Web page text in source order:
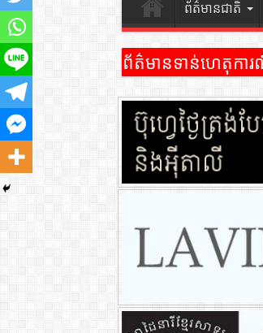
ព័ត៌មានជាតិ
ព័ត៌មានទាន់ហេតុកា